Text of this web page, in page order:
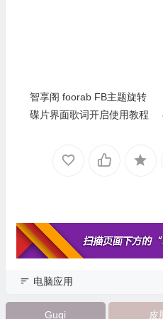
智享阁 foorab FB主题旋转
碟片界面歌词开启使用教程
电脑应用
Gugi 皮